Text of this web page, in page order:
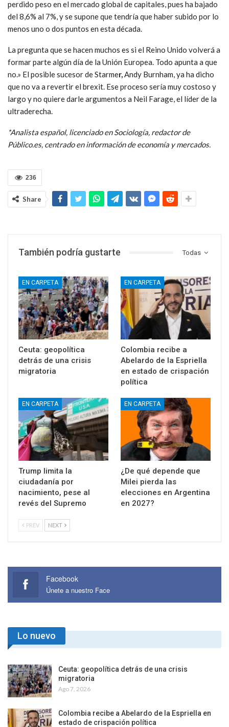
perdido peso en el mercado global de capitales, pues ha bajado
del 8,6% al 7%, y se supone que tendría que haber subido por lo
menos uno o dos puntos en esta década.
La pregunta que se hacen muchos es si el Reino Unido volverá a
formar parte algún día de la Unión Europea. Todo apunta a que
no.» El posible sucesor de Starmer,Andy Burnham, ya ha dicho
que no va a revertir el brexit. Ese proceso sería muy costoso y
largo y no quiere darle argumentos a Neil Farage, el líder de la
ultraderecha.
*Analista español, licenciado en Sociología, redactor de
Público.es, centrado en información de economía y mercados.
236
Share
Todas
También podría gustarte
EN CARPETA
Ceuta: geopolítica
detrás de una crisis
migratoria
EN CARPETA
Colombia recibe a
Abelardo de la Espriella
en estado de crispación
política
EN CARPETA
Trump limita la
ciudadanía por
nacimiento, pese al
revés del Supremo
EN CARPETA
¿De qué depende que
Milei pierda las
elecciones en Argentina
en 2027?
PREV NEXT
Facebook
Únete a nuestro Face
Lo nuevo
Ceuta: geopolítica detrás de una crisis
migratoria
Ago 7, 2026
Colombia recibe a Abelardo de la Espriella en
estado de crispación política